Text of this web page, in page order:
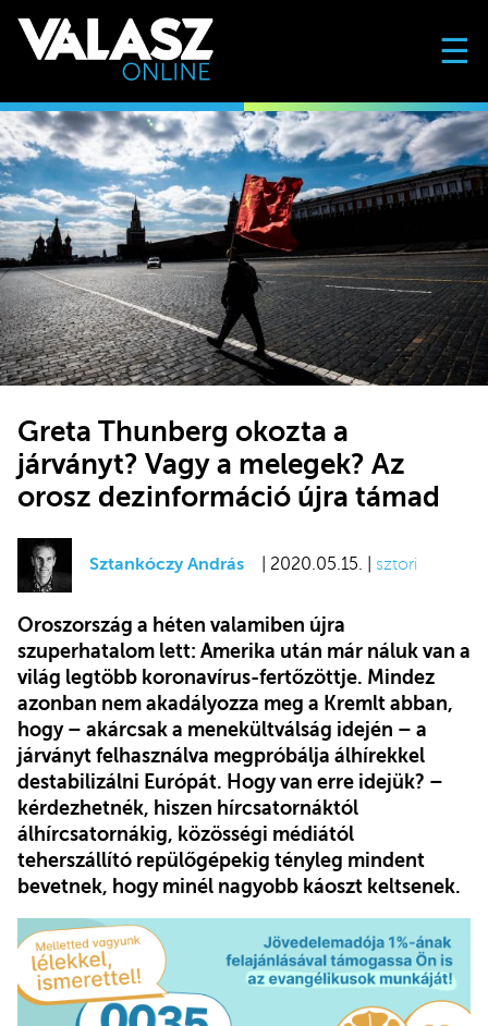
☰
Greta Thunberg okozta a
járványt? Vagy a melegek? Az
orosz dezinformáció újra támad
Sztankóczy András | 2020.05.15. | sztori
Oroszország a héten valamiben újra
szuperhatalom lett: Amerika után már náluk van a
világ legtöbb koronavírus-fertőzöttje. Mindez
azonban nem akadályozza meg a Kremlt abban,
hogy – akárcsak a menekültválság idején – a
járványt felhasználva megpróbálja álhírekkel
destabilizálni Európát. Hogy van erre idejük? –
kérdezhetnék, hiszen hírcsatornáktól
álhírcsatornákig, közösségi médiától
teherszállító repülőgépekig tényleg mindent
bevetnek, hogy minél nagyobb káoszt keltsenek.